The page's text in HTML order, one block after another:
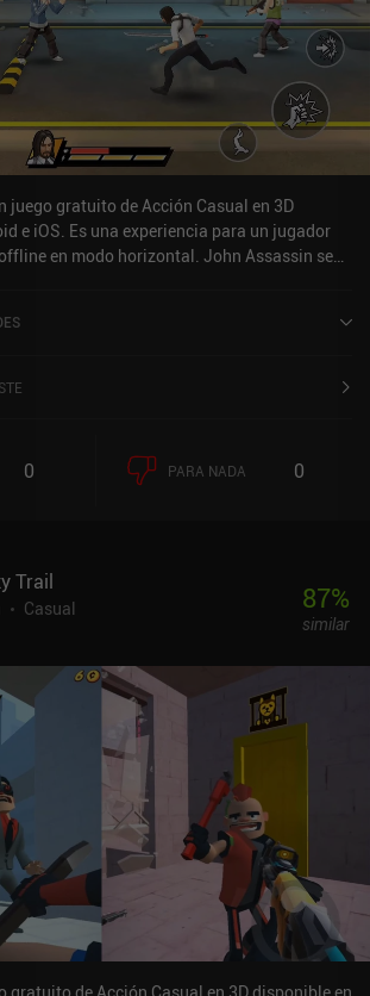
juego gratuito de Acción Casual en 3D
e iOS. Es una experiencia para un jugador
en modo horizontal. John Assassin se
0 PARA NADA 0
Trail
Casual
87%
similar